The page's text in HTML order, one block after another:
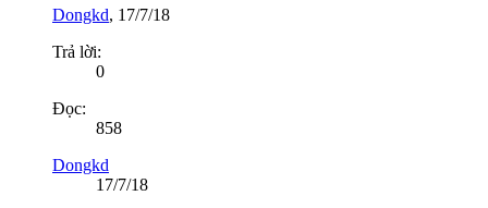
Dongkd, 17/7/18
Trả lời:
0
Đọc:
858
Dongkd
17/7/18